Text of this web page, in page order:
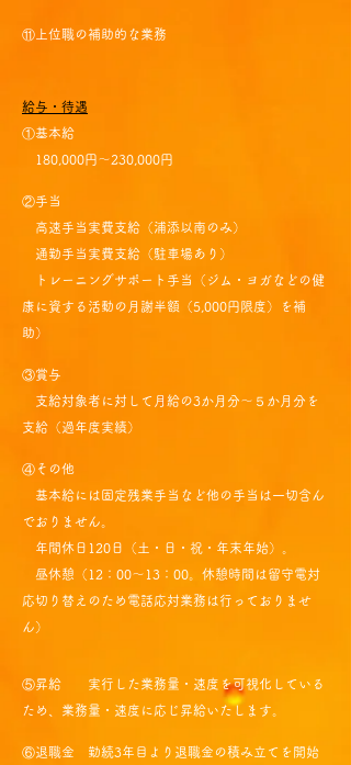
⑪上位職の補助的な業務
給与・待遇
①基本給
180,000円～230,000円
②手当
高速手当実費支給（浦添以南のみ）
通勤手当実費支給（駐車場あり）
トレーニングサポート手当（ジム・ヨガなどの健
康に資する活動の月謝半額（5,000円限度）を補
助）
③賞与
支給対象者に対して月給の3か月分～５か月分を
支給（過年度実績）
④その他
基本給には固定残業手当など他の手当は一切含ん
でおりません。​​
年間休日120日（土・日・祝・年末年始）。
昼休憩（12：00～13：00。休憩時間は留守電対
応切り替えのため電話応対業務は行っておりませ
ん）
⑤昇給 実行した業務量・速度を可視化している
ため、業務量・速度に応じ昇給いたします。
⑥退職金 勤続3年目より退職金の積み立てを開始